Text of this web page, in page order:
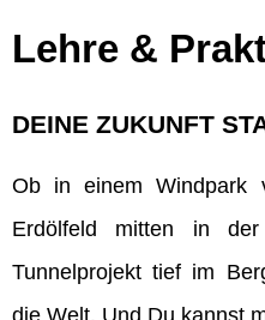
Lehre &
DEINE ZUKUNFT
Ob in einem Windpark
Erdölfeld mitten in
Tunnelprojekt tief im
die Welt. Und Du kannst